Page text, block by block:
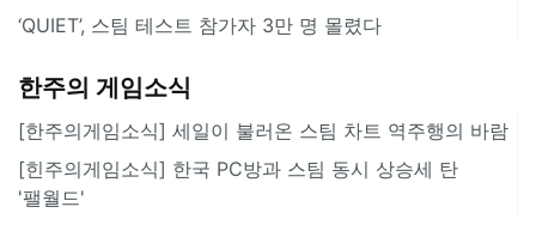
‘QUIET’, 스팀 테스트 참가자 3만 명 몰렸다
한주의 게임소식
[한주의게임소식] 세일이 불러온 스팀 차트 역주행의 바람
[힌주의게임소식] 한국 PC방과 스팀 동시 상승세 탄
'팰월드'